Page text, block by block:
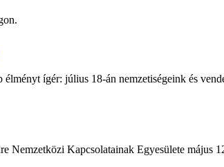
ígér: július 18-án nemzetiségeink és
Nemzetközi Kapcsolatainak Egyesülete